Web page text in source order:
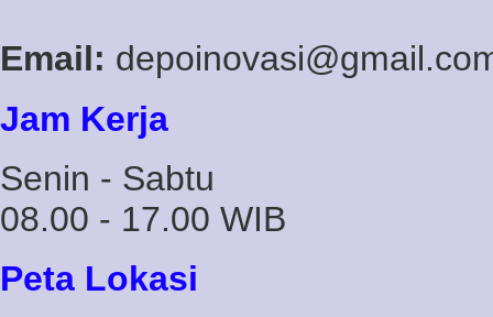
Email:
Jam Kerja
Senin - Sabtu
08.00 - 17.00 WIB
Peta Lokasi